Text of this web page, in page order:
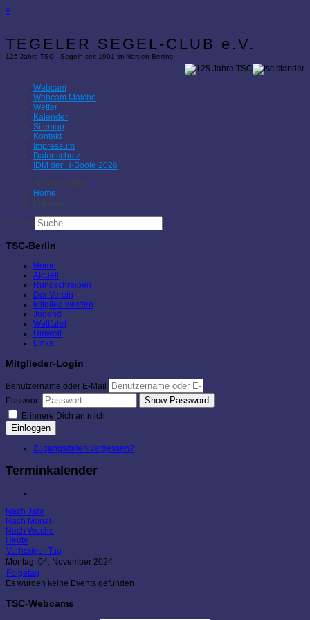
×
TEGELER SEGEL-CLUB e.V.
125 Jahre TSC - Segeln seit 1901 im Norden Berlins
Webcam
Webcam Malche
Wetter
Kalender
Sitemap
Kontakt
Impressum
Datenschutz
IDM der H-Boote 2026
Aktuelle Seite:
Home
Kalender
Suchen
TSC-Berlin
Home
Aktuell
Rundschreiben
Der Verein
Mitglied werden
Jugend
Wettfahrt
Umwelt
Links
Mitglieder-Login
Benutzername oder E-Mail
Passwort
Show Password
Erinnere Dich an mich
Einloggen
Zugangsdaten vergessen?
Terminkalender
Nach Jahr
Nach Monat
Nach Woche
Heute
Vorheriger Tag
Montag, 04. November 2024
Folgetag
Es wurden keine Events gefunden
TSC-Webcams